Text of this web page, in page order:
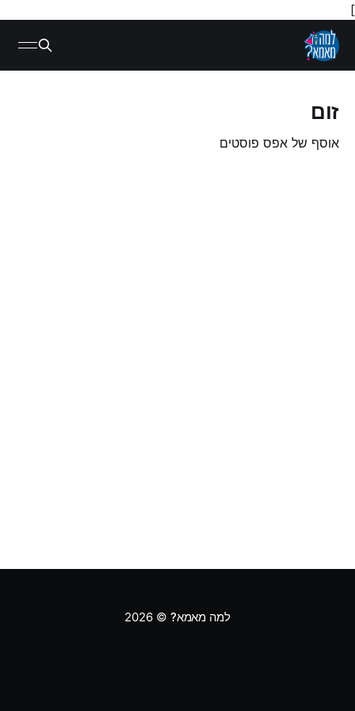
]
זום
אוסף של אפס פוסטים
למה מאמא? © 2026